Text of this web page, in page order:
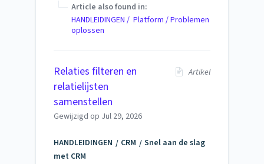
Article also found in:
HANDLEIDINGEN / Platform / Problemen
oplossen
Relaties filteren en
relatielijsten
samenstellen
Artikel
Gewijzigd op Jul 29, 2026
HANDLEIDINGEN CRM
Snel aan de slag
met CRM